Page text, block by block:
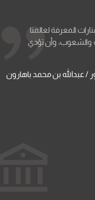
المعرفة لعالمنا
والشعوب، وأن تؤدي
/ عبدالله بن محمد باهارون